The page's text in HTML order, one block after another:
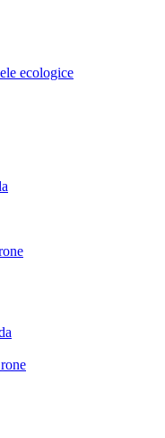
ecologice